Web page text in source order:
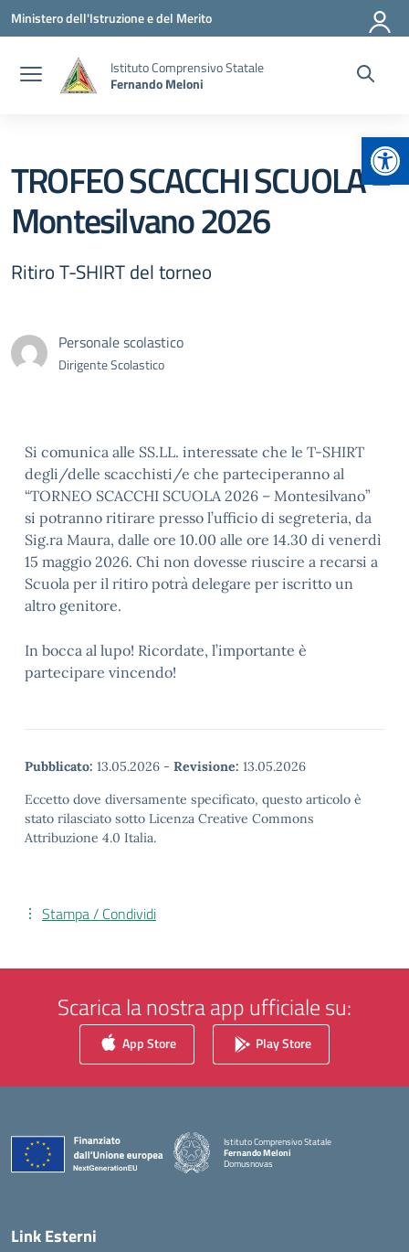
Vai ai contenuti
Vai al menu di navigazione
Vai al footer
Ministero dell'Istruzione e del Merito
Istituto Comprensivo Statale
Fernando Meloni
TROFEO SCACCHI SCUOLA –
Montesilvano 2026
Ritiro T-SHIRT del torneo
Personale scolastico
Dirigente Scolastico
Si comunica alle SS.LL. interessate che le T-SHIRT
degli/delle scacchisti/e che parteciperanno al
“TORNEO SCACCHI SCUOLA 2026 – Montesilvano”
si potranno ritirare presso l’ufficio di segreteria, da
Sig.ra Maura, dalle ore 10.00 alle ore 14.30 di venerdì
15 maggio 2026. Chi non dovesse riuscire a recarsi a
Scuola per il ritiro potrà delegare per iscritto un
altro genitore.
In bocca al lupo! Ricordate, l’importante è
partecipare vincendo!
Pubblicato: 13.05.2026 - Revisione: 13.05.2026
Eccetto dove diversamente specificato, questo articolo è
stato rilasciato sotto Licenza Creative Commons
Attribuzione 4.0 Italia.
Stampa / Condividi
Scarica la nostra app ufficiale su:
App Store Play Store
Istituto Comprensivo Statale
Fernando Meloni
Domusnovas
Link Esterni